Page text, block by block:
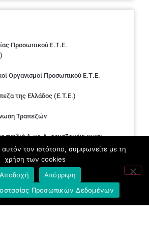
Προσωπικού Ε.Τ.Ε.
Οργανισμοί Προσωπικού Ε.Τ.Ε.
της Ελλάδος (E.T.E.)
Τραπεζών
παιδιά Α.με.Α. εργαζομένων και
Ε.Τ.Ε.
Εργασίας και Κοινωνικών
τον ιστότοπο, συμφωνείτε με τη
χρήση των cookies
Αποδοχή
Απόρριψη
Προσωπικών Δεδομένων